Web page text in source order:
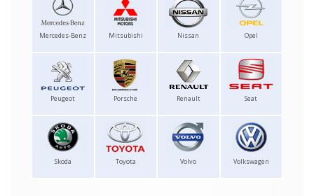
Mercedes-Benz Mitsubishi Nissan Opel
Peugeot Porsche Renault Seat
Skoda Toyota Volvo Volkswagen